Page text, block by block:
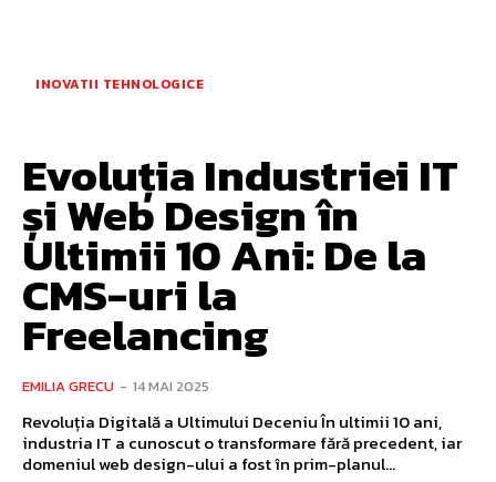
INOVATII TEHNOLOGICE
Evoluția Industriei IT
și Web Design în
Ultimii 10 Ani: De la
CMS-uri la
Freelancing
EMILIA GRECU - 14 MAI 2025
Revoluția Digitală a Ultimului Deceniu În ultimii 10 ani,
industria IT a cunoscut o transformare fără precedent, iar
domeniul web design-ului a fost în prim-planul...